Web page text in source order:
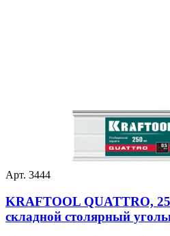
Арт. 3444
KRAFTOOL QUATTRO,
складной столярный